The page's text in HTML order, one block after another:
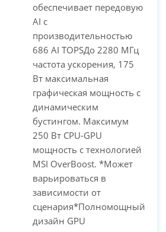
обеспечивает передовую
AI с
производительностью
686 AI TOPSДо 2280 МГц
частота ускорения, 175
Вт максимальная
графическая мощность с
динамическим
бустингом. Максимум
250 Вт CPU-GPU
мощность с технологией
MSI OverBoost. *Может
варьироваться в
зависимости от
сценария*Полномощный
дизайн GPU